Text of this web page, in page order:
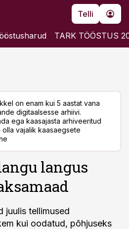
Telli
TARK TÖÖSTUS
on enam kui 5 aastat vana
digitaalsesse arhiivi.
ega kaasajasta arhiveeritud
olla vajalik kaasaegsete
langus
juulis tellimused
kui oodatud, põhjuseks